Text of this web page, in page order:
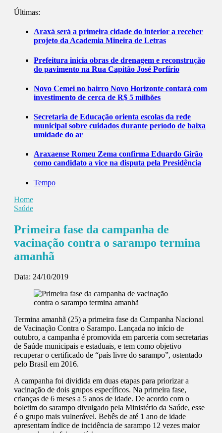
Últimas:
Araxá será a primeira cidade do interior a receber
projeto da Academia Mineira de Letras
Prefeitura inicia obras de drenagem e reconstrução
do pavimento na Rua Capitão José Porfírio
Novo Cemei no bairro Novo Horizonte contará com
investimento de cerca de R$ 5 milhões
Secretaria de Educação orienta escolas da rede
municipal sobre cuidados durante período de baixa
umidade do ar
Araxaense Romeu Zema confirma Eduardo Girão
como candidato a vice na disputa pela Presidência
Tempo
Home
Saúde
Primeira fase da campanha de
vacinação contra o sarampo termina
amanhã
Data: 24/10/2019
Termina amanhã (25) a primeira fase da Campanha Nacional
de Vacinação Contra o Sarampo. Lançada no início de
outubro, a campanha é promovida em parceria com secretarias
de Saúde municipais e estaduais, e tem como objetivo
recuperar o certificado de “país livre do sarampo”, ostentado
pelo Brasil em 2016.
A campanha foi dividida em duas etapas para priorizar a
vacinação de dois grupos específicos. Na primeira fase,
crianças de 6 meses a 5 anos de idade. De acordo com o
boletim do sarampo divulgado pela Ministério da Saúde, esse
é o grupo mais vulnerável. Bebês de até 1 ano de idade
apresentam índice de incidência de sarampo 12 vezes maior